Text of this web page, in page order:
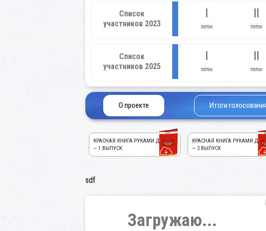
Список
участников 2023
Список
участников 2025
О проекте Итоги
КРАСНАЯ КНИГА РУКАМИ ДЕТЕЙ!
— 1 ВЫПУСК
КРАСНАЯ КНИГА РУКАМИ
— 2 ВЫПУСК
sdf
Загружаю...